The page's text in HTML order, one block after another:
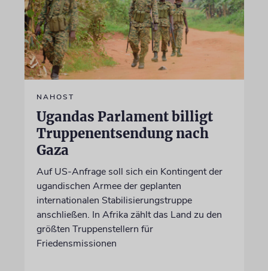
NAHOST
Ugandas Parlament billigt
Truppenentsendung nach
Gaza
Auf US-Anfrage soll sich ein Kontingent der
ugandischen Armee der geplanten
internationalen Stabilisierungstruppe
anschließen. In Afrika zählt das Land zu den
größten Truppenstellern für
Friedensmissionen